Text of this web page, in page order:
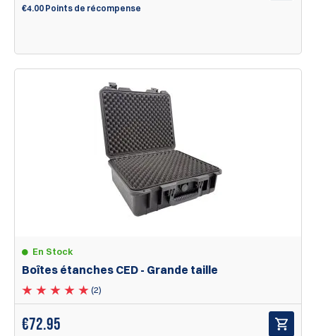
€4.00 Points de récompense
En Stock
Boîtes étanches CED - Grande taille
(2)
€72.95